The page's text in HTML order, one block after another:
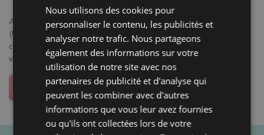
Avez-vous saisi l'URL ? Vous avez peut-être mal saisi l'adresse
(URL). Vérifiez que vous avez la bonne orthographe, la bonne
casse, etc. Lapage d'accueil de Bubutissus
contient des liens
vers notre contenu le plus populaire.
RETOUR À LA PAGE D'ACCUEIL
Nous utilisons des cookies pour
personnaliser le contenu, les publicités et
analyser notre trafic. Nous partageons
également des informations sur votre
utilisation de notre site avec nos
partenaires de publicité et d'analyse qui
peuvent les combiner avec d'autres
informations que vous leur avez fournies
ou qu'ils ont collectées lors de votre